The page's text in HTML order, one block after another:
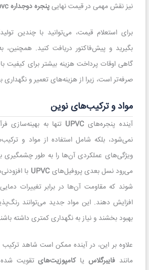
نیز نقش مهمی در قیمت نهاییپنجره دوجداره upvc
برای استعلام قیمت، می‌توانید با چندین
بگیرید و پیش‌فاکتور دریافت کنید. همچنین،
گاهی اوقات پرداخت هزینه بیشتر برای کیفیت
صرفه‌تر است، زیرا از هزینه‌های تعمیر و
مواد و ترکیب‌های نوین
آینده پنجره‌های UPVC تنها به بهینه‌سازی
نمی‌شود، بلکه شامل استفاده از مواد و
ویژگی‌های عملکردی آن‌ها را به طور چشمگیری
می‌رود نسل بعدی پروفیل‌هایUPVC با
شوند که مقاومت آن‌ها در برابر تغییرات
افزایش دهند. این مواد جدید می‌توانند
بهبود بخشند و نیاز به نگهداری کمتری داشته
علاوه بر این، در آینده ممکن است شاهد ترکیب
مانندفایبرگلاس یاکامپوزیت‌هایتقویت شده